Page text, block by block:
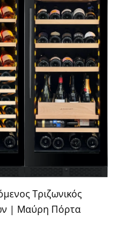
Τριζωνικός
| Μαύρη Πόρτα